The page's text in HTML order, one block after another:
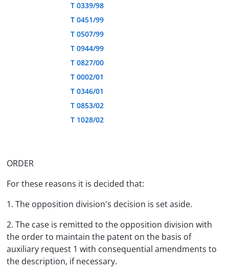
T 0339/98
T 0451/99
T 0507/99
T 0944/99
T 0827/00
T 0002/01
T 0346/01
T 0853/02
T 1028/02
ORDER
For these reasons it is decided that:
1. The opposition division's decision is set aside.
2. The case is remitted to the opposition division with
the order to maintain the patent on the basis of
auxiliary request 1 with consequential amendments to
the description, if necessary.